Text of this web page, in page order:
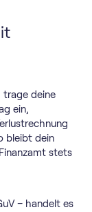
trage deine
ein,
bleibt dein
stets
– handelt es